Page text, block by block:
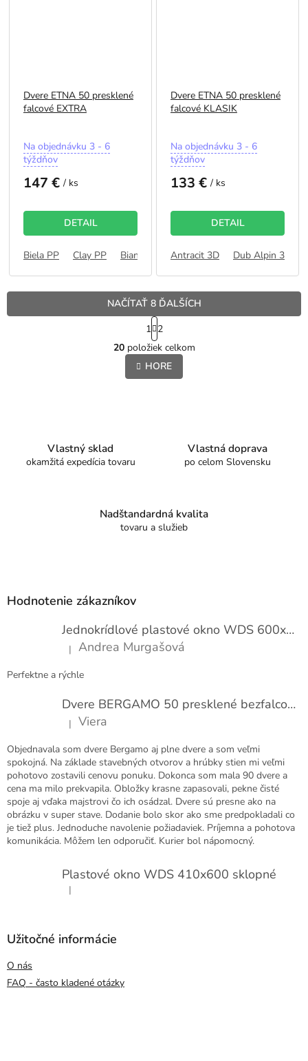
Dvere ETNA 50 presklené
falcové EXTRA
Priemerné
hodnotenie
z
5
hviezdičiek.
Na objednávku 3 - 6
týždňov
147 € / ks
DETAIL
Biela PP Clay PP Bianco PP Dub Bavorský PP Dub
Dvere ETNA 50 presklené
falcové KLASIK
Priemerné
hodnotenie
z
5
hviezdičiek.
Na objednávku 3 - 6
týždňov
133 € / ks
DETAIL
Antracit 3D Dub Alpin 3D
O
v
l
á
y
v
NAČÍTAŤ 8 ĎALŠÍCH
S
t
r
á
n
k
1 2
20položiek celkom
HORE
Vlastný sklad
okamžitá expedícia tovaru
Vlastná doprava
po celom Slovensku
Nadštandardná kvalita
tovaru a služieb
Hodnotenie zákazníkov
Jednokrídlové plastové okno WDS 600x1000
Hodnotenie produktu je 5 z 5 hviezdičiek.
| Andrea Murgašová
Perfektne a rýchle
Dvere BERGAMO 50 presklené bezfalcové EXTRA
Hodnotenie produktu je 5 z 5 hviezdičiek.
| Viera
Objednavala som dvere Bergamo aj plne dvere a som veľmi
spokojná. Na základe stavebných otvorov a hrúbky stien mi veľmi
pohotovo zostavili cenovu ponuku. Dokonca som mala 90 dvere a
cena ma milo prekvapila. Obložky krasne zapasovali, pekne čisté
spoje aj vďaka majstrovi čo ich osádzal. Dvere sú presne ako na
obrázku v super stave. Dodanie bolo skor ako sme predpokladali co
je tiež plus. Jednoduche navolenie požiadaviek. Príjemna a pohotova
komunikácia. Môžem len odporučiť. Kurier bol nápomocný.
Plastové okno WDS 410x600 sklopné
Hodnotenie produktu je 5 z 5 hviezdičiek.
|
Užitočné informácie
O nás
FAQ - často kladené otázky